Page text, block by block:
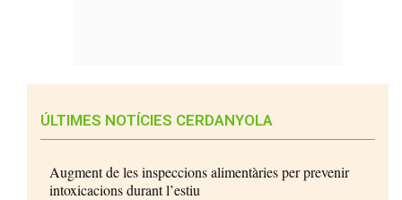
ÚLTIMES NOTÍCIES CERDANYOLA
Augment de les inspeccions alimentàries per prevenir
intoxicacions durant l’estiu